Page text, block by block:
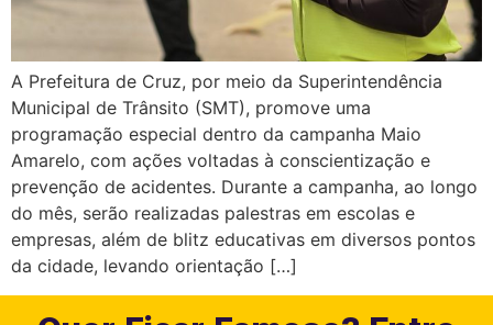
A Prefeitura de Cruz, por meio da Superintendência
Municipal de Trânsito (SMT), promove uma
programação especial dentro da campanha Maio
Amarelo, com ações voltadas à conscientização e
prevenção de acidentes. Durante a campanha, ao longo
do mês, serão realizadas palestras em escolas e
empresas, além de blitz educativas em diversos pontos
da cidade, levando orientação […]